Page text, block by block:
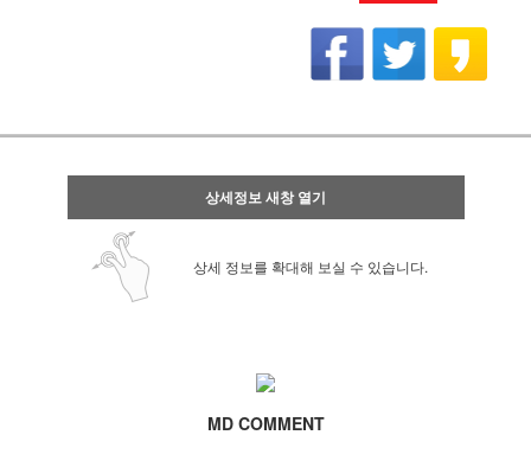
상세정보 새창 열기
상세 정보를 확대해 보실 수 있습니다.
MD COMMENT